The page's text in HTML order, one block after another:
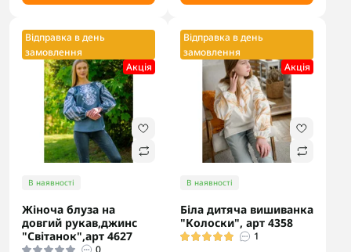
Відправка в день
замовлення
Акцiя
В наявності
Жіноча блуза на
довгий рукав,джинс
"Світанок",арт 4627
0
Відправка в день
замовлення
Акцiя
В наявності
Біла дитяча вишиванка
"Колоски", арт 4358
1